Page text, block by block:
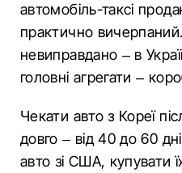
автомобіль-таксі
практично
невиправдано – в
головні агрегати –
Чекати авто з Кореї
довго – від 40 до 60
авто зі США, купувати